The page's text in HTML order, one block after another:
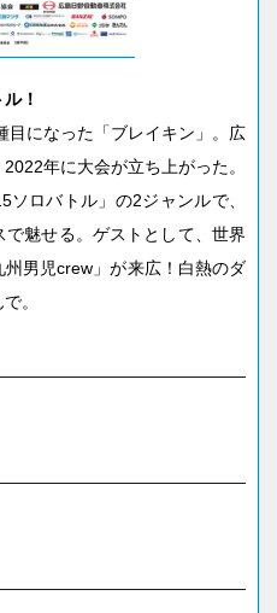
！
目になった「ブレイキン」。広
年に大会が立ち上がった。
ロバトル」の2ジャンルで、
魅せる。ゲストとして、世界
男児crew」が来広！白熱のダ
。